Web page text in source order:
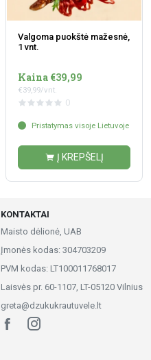
Valgoma puokštė mažesnė,
1 vnt.
Kaina €39,99
€39,99/vnt.
0
Pristatymas visoje Lietuvoje
Į KREPŠELĮ
KONTAKTAI
Maisto dėlionė, UAB
Įmonės kodas: 304703209
PVM kodas: LT100011768017
Laisvės pr. 60-1107, LT-05120 Vilnius
greta@dzukukrautuvele.lt